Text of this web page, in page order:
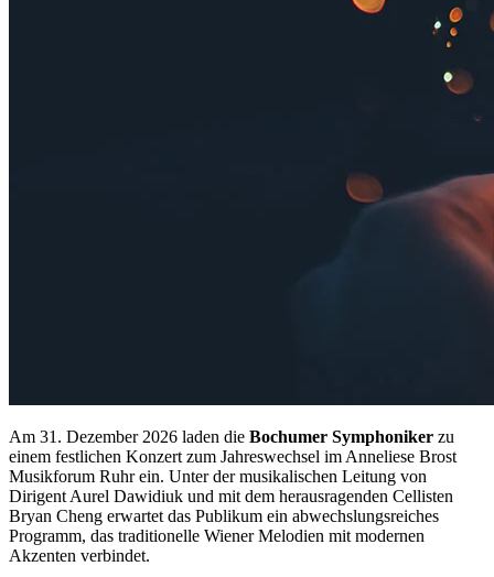
Am 31. Dezember 2026 laden die Bochumer Symphoniker zu
einem festlichen Konzert zum Jahreswechsel im Anneliese Brost
Musikforum Ruhr ein. Unter der musikalischen Leitung von
Dirigent Aurel Dawidiuk und mit dem herausragenden Cellisten
Bryan Cheng erwartet das Publikum ein abwechslungsreiches
Programm, das traditionelle Wiener Melodien mit modernen
Akzenten verbindet.